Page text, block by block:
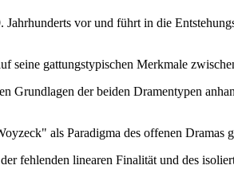
vor und führt in die
seine gattungstypischen Merkmale
Grundlagen der beiden Dramentypen
als Paradigma des offenen Dramas
fehlenden linearen Finalität und des